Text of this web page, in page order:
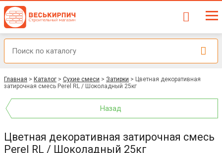
Главная > Каталог > Сухие смеси > Затирки > Цветная декоративная
затирочная смесь Perel RL / Шоколадный 25кг
Назад
Цветная декоративная затирочная смесь
Perel RL / Шоколадный 25кг